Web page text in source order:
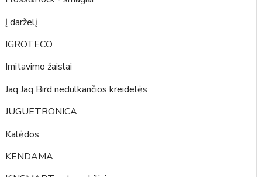
Į darželį
IGROTECO
Imitavimo žaislai
Jaq Jaq Bird nedulkančios kreidelės
JUGUETRONICA
Kalėdos
KENDAMA